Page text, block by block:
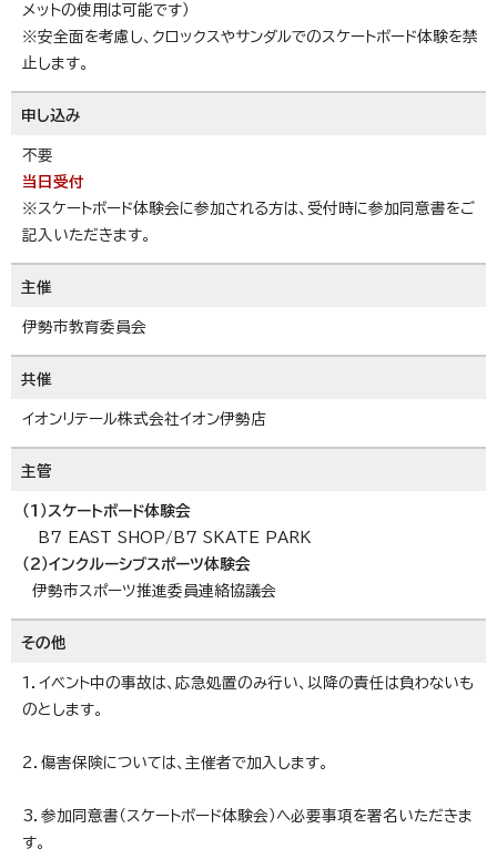
メットの使用は可能です）
※安全面を考慮し、クロックスやサンダルでのスケートボード体験を禁
止します。
申し込み
不要
当日受付
※スケートボード体験会に参加される方は、受付時に参加同意書をご
記入いただきます。
主催
伊勢市教育委員会
共催
イオンリテール株式会社イオン伊勢店
主管
（1）スケートボード体験会
B7 EAST SHOP/B7 SKATE PARK
（2）インクルーシブスポーツ体験会
伊勢市スポーツ推進委員連絡協議会
その他
1．イベント中の事故は、応急処置のみ行い、以降の責任は負わないも
のとします。
2．傷害保険については、主催者で加入します。
3．参加同意書（スケートボード体験会）へ必要事項を署名いただきま
す。